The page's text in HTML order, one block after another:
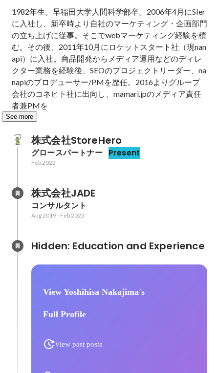
1982年生。早稲田大学人間科学部卒。2006年4月にSIer
に入社し、新卒時より自社のマーケティング・企画部門
の立ち上げに従事。そこでwebマーケティング経験を積
む。その後、2011年10月にロケットスタート社（現nan
api）に入社。商品開発からメディア運用などのディレ
クター業務を経験後、SEOのプロジェクトリーダー、na
napiのプロデューサー/PMを歴任。2016よりグループ
会社のコネヒト社に出向し、mamari.jpのメディア責任
者兼PMを
See more
株式会社StoreHero
グロースパートナー Present
Feb 2023 -
株式会社JADE
コンサルタント
Aug 2019- Feb 2023
View Yoshihisa Nakajima's
Full Profile
View past posts